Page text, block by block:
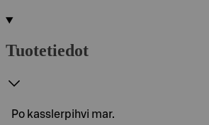
Tuotetiedot
Po kasslerpihvi mar.